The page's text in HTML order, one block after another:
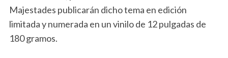
Majestades publicarán dicho tema en edición
limitada y numerada en un vinilo de 12 pulgadas de
180 gramos.